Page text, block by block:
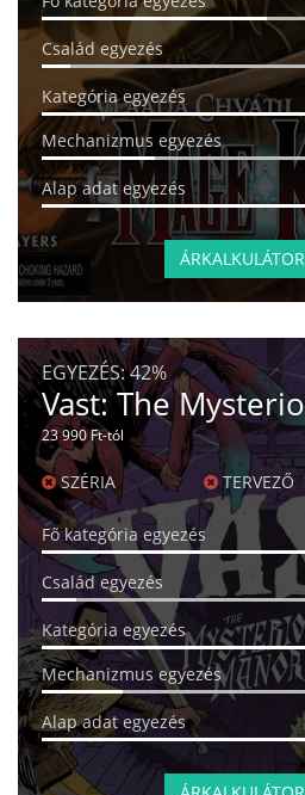
Család egyezés
Kategória egyezés
Mechanizmus egyezés
Alap adat egyezés
ÁRKALKULÁTOR
EGYEZÉS:42%
Vast: The
23 990 Ft-tól
SZÉRIA TERVEZŐ
Fő kategória egyezés
Család egyezés
Kategória egyezés
Mechanizmus egyezés
Alap adat egyezés